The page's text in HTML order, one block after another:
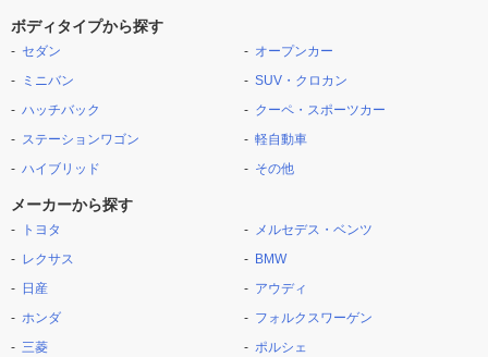
ボディタイプから探す
セダン
ミニバン
ハッチバック
ステーションワゴン
ハイブリッド
オープンカー
SUV・クロカン
クーペ・スポーツカー
軽自動車
その他
メーカーから探す
トヨタ
レクサス
日産
ホンダ
三菱
メルセデス・ベンツ
BMW
アウディ
フォルクスワーゲン
ポルシェ